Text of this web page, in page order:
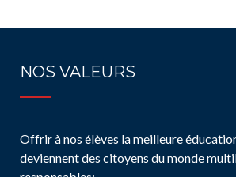
NOS VALEURS
Offrir à nos élèves la meilleure
deviennent des citoyens du monde